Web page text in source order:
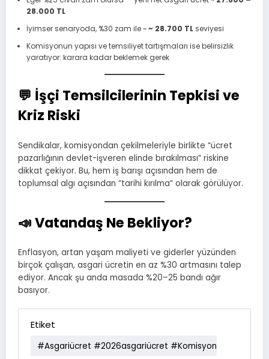
28.000 TL
İyimser senaryoda, %30 zam ile ~~ 28.700 TLseviyesi
Komisyonun yapısı ve temsiliyet tartışmaları ise belirsizlik
yaratıyor: karara kadar beklemek gerek
💬 İşçi Temsilcilerinin Tepkisi ve
Kriz Riski
Sendikalar, komisyondan çekilmeleriyle birlikte “ücret
pazarlığının devlet-işveren elinde bırakılması” riskine
dikkat çekiyor. Bu, hem iş barışı açısından hem de
toplumsal algı açısından “tarihi kırılma” olarak görülüyor.
📣Vatandaş Ne Bekliyor?
Enflasyon, artan yaşam maliyeti ve giderler yüzünden
birçok çalışan, asgari ücretin en az %30 artmasını talep
ediyor. Ancak şu anda masada %20–25 bandı ağır
basıyor.
Etiket
#asgariücret #2026asgariücret #komisyon